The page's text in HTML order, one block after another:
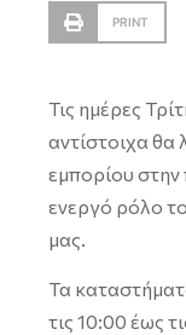
PRINT
Τις ημέρες
αντίστοιχα θα
εμπορίου στην
ενεργό ρόλο
μας.
Τα
τις 10:00 έως